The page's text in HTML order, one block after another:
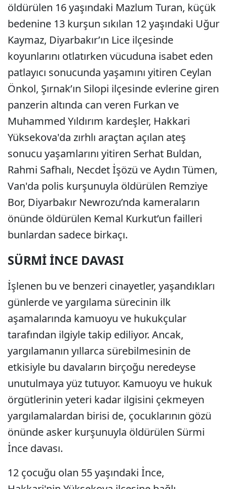
öldürülen 16 yaşındaki Mazlum Turan, küçük
bedenine 13 kurşun sıkılan 12 yaşındaki Uğur
Kaymaz, Diyarbakır’ın Lice ilçesinde
koyunlarını otlatırken vücuduna isabet eden
patlayıcı sonucunda yaşamını yitiren Ceylan
Önkol, Şırnak’ın Silopi ilçesinde evlerine giren
panzerin altında can veren Furkan ve
Muhammed Yıldırım kardeşler, Hakkari
Yüksekova'da zırhlı araçtan açılan ateş
sonucu yaşamlarını yitiren Serhat Buldan,
Rahmi Safhalı, Necdet İşözü ve Aydın Tümen,
Van'da polis kurşunuyla öldürülen Remziye
Bor, Diyarbakır Newrozu’nda kameraların
önünde öldürülen Kemal Kurkut’un failleri
bunlardan sadece birkaçı.
SÜRMİ İNCE DAVASI
İşlenen bu ve benzeri cinayetler, yaşandıkları
günlerde ve yargılama sürecinin ilk
aşamalarında kamuoyu ve hukukçular
tarafından ilgiyle takip ediliyor. Ancak,
yargılamanın yıllarca sürebilmesinin de
etkisiyle bu davaların birçoğu neredeyse
unutulmaya yüz tutuyor. Kamuoyu ve hukuk
örgütlerinin yeteri kadar ilgisini çekmeyen
yargılamalardan birisi de, çocuklarının gözü
önünde asker kurşunuyla öldürülen Sürmi
İnce davası.
12 çocuğu olan 55 yaşındaki İnce,